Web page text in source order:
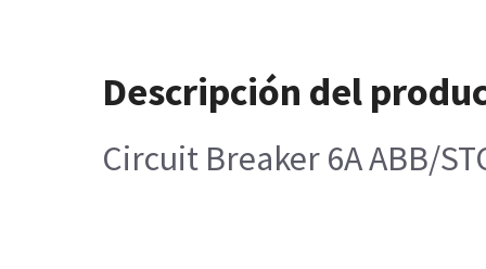
Descripción del
Circuit Breaker 6A ABB/